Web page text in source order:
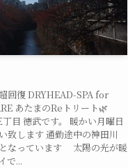
回復 DRYHEAD-SPA for
あたまのReトリート🌿
目 徳武です。 暖かい月曜日
致します 通勤途中の神田川
なっています 太陽の光が暖
で...